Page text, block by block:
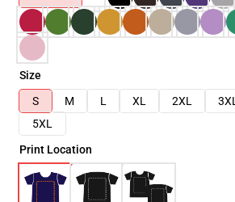
Size
S
M L XL 2XL 3XL
5XL
Print Location